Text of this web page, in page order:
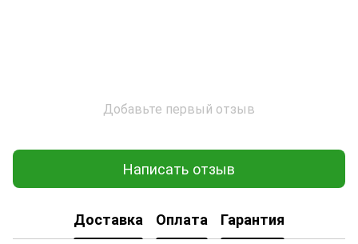
Добавьте первый отзыв
Написать отзыв
Доставка Оплата Гарантия